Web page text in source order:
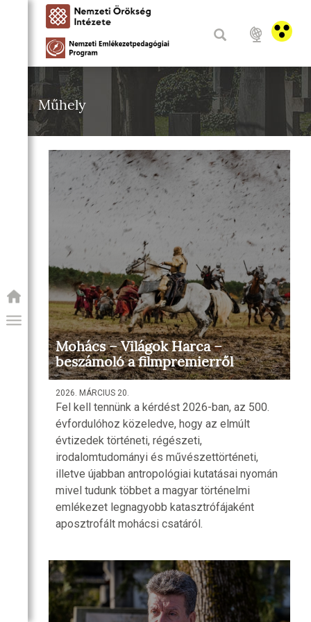
Műhely
Mohács – Világok Harca –
beszámoló a filmpremierről
2026. MÁRCIUS 20.
Fel kell tennünk a kérdést 2026-ban, az 500.
évfordulóhoz közeledve, hogy az elmúlt
évtizedek történeti, régészeti,
irodalomtudományi és művészettörténeti,
illetve újabban antropológiai kutatásai nyomán
mivel tudunk többet a magyar történelmi
emlékezet legnagyobb katasztrófájaként
aposztrofált mohácsi csatáról.